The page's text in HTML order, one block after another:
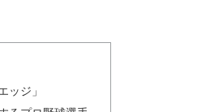
ッジ」